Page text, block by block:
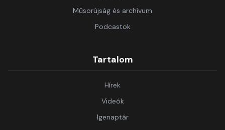
Műsorújság és archívum
Podcastok
Tartalom
Hírek
Videók
Igenaptár